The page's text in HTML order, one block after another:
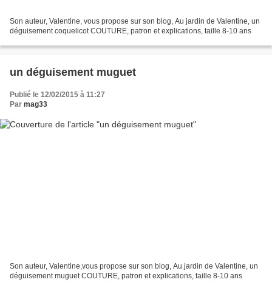
Son auteur, Valentine, vous propose sur son blog, Au jardin de Valentine, un
déguisement coquelicot COUTURE, patron et explications, taille 8-10 ans
un déguisement muguet
Publié le 12/02/2015 à 11:27
Par mag33
Son auteur, Valentine,vous propose sur son blog, Au jardin de Valentine, un
déguisement muguet COUTURE, patron et explications, taille 8-10 ans